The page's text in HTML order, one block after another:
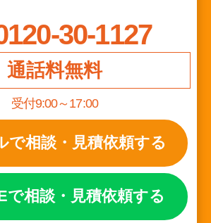
30-1127
通話料無料
受付9:00～17:00
で相談 ・ 見積依頼する
で相談・ 見積依頼する